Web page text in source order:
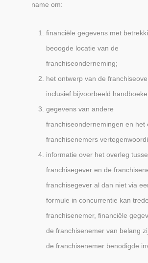
name om:
financiële gegevens met
beoogde locatie van de
franchiseonderneming;
het ontwerp van de
inclusief bijvoorbeeld
gegevens van andere
franchiseondernemingen en het
franchisenemers
informatie over het overleg
franchisegever en de
franchisegever al dan niet via
formule in concurrentie kan
franchisenemer, financiële
de franchisenemer van belang
de franchisenemer benodigde